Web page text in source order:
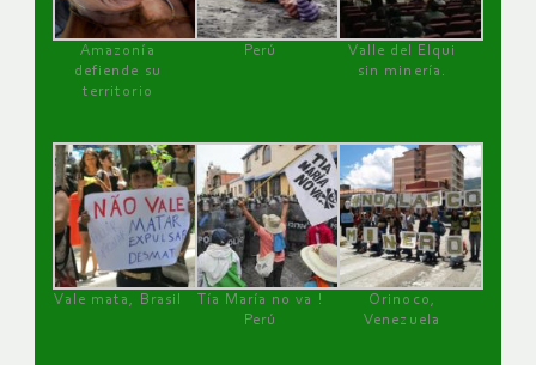
Amazonía
defiende su
territorio
Perú
Valle del Elqui
sin minería.
Vale mata, Brasil
Tía María no va !
Perú
Orinoco,
Venezuela